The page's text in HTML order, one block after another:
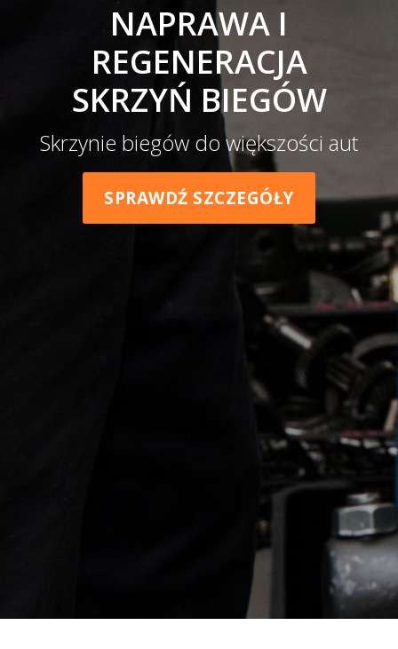
NAPRAWA I
REGENERACJA
SKRZYŃ BIEGÓW
Skrzynie biegów do większości aut
SPRAWDŹ SZCZEGÓŁY